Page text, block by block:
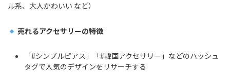
ル系、大人かわいい など）
売れるアクセサリーの特徴
「#シンプルピアス」「#韓国アクセサリー」などのハッシュ
タグで人気のデザインをリサーチする